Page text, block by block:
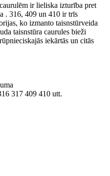
ir lieliska izturība pret
. 316, 409 un 410 ir trīs
ko izmanto taisnstūrveida
taisnstūra caurules bieži
iekārtās un citās
317 409 410 utt.